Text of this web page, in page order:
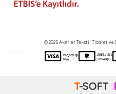
© 2025 Akerler Tekstil Ticaret ve